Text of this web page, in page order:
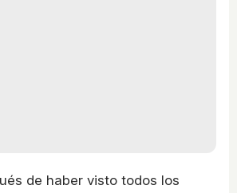
de haber visto todos los